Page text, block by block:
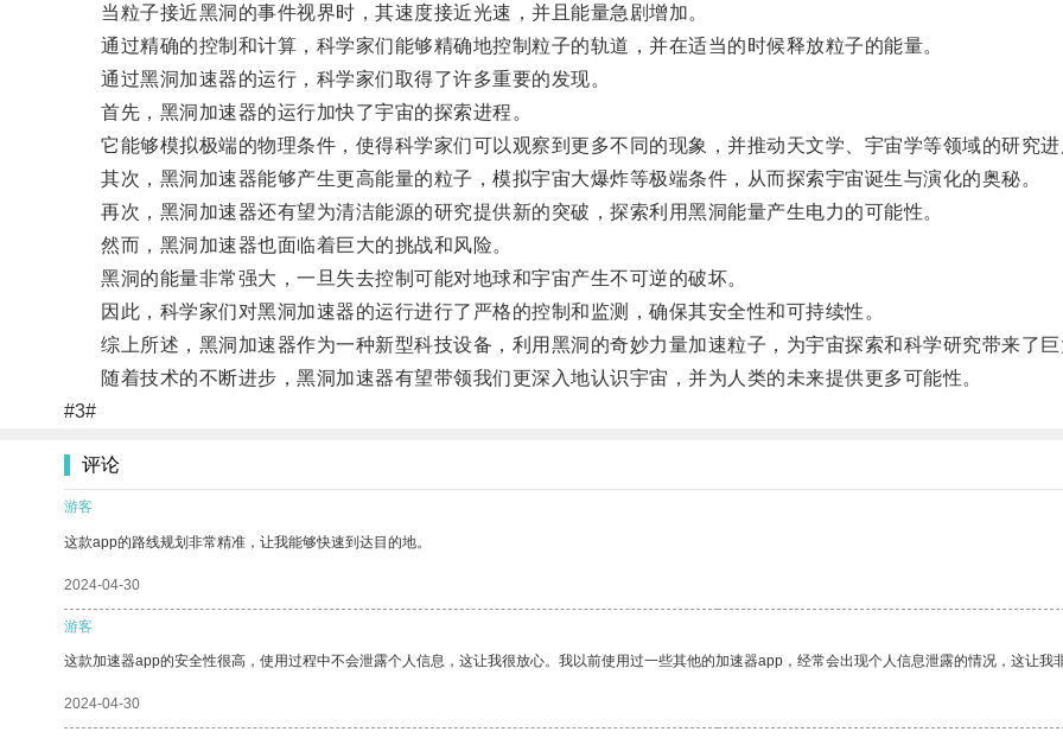
当粒子接近黑洞的事件视界时，其速度接近光速，并且能量急剧增加。
通过精确的控制和计算，科学家们能够精确地控制粒子的轨道，并在适当的时候释放粒子的能量。
通过黑洞加速器的运行，科学家们取得了许多重要的发现。
首先，黑洞加速器的运行加快了宇宙的探索进程。
它能够模拟极端的物理条件，使得科学家们可以观察到更多不同的现象，并推动天文学、宇宙学等领域的研究进
其次，黑洞加速器能够产生更高能量的粒子，模拟宇宙大爆炸等极端条件，从而探索宇宙诞生与演化的奥秘。
再次，黑洞加速器还有望为清洁能源的研究提供新的突破，探索利用黑洞能量产生电力的可能性。
然而，黑洞加速器也面临着巨大的挑战和风险。
黑洞的能量非常强大，一旦失去控制可能对地球和宇宙产生不可逆的破坏。
因此，科学家们对黑洞加速器的运行进行了严格的控制和监测，确保其安全性和可持续性。
综上所述，黑洞加速器作为一种新型科技设备，利用黑洞的奇妙力量加速粒子，为宇宙探索和科学研究带来了巨
随着技术的不断进步，黑洞加速器有望带领我们更深入地认识宇宙，并为人类的未来提供更多可能性。
#3#
评论
游客
这款app的路线规划非常精准，让我能够快速到达目的地。
2024-04-30
游客
这款加速器app的安全性很高，使用过程中不会泄露个人信息，这让我很放心。我以前使用过一些其他的加速器app，经常会出现个人信息泄露的情况，这让我
2024-04-30